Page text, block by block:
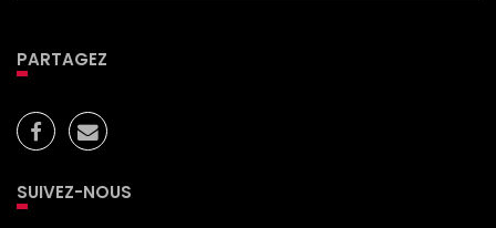
PARTAGEZ
SUIVEZ-NOUS